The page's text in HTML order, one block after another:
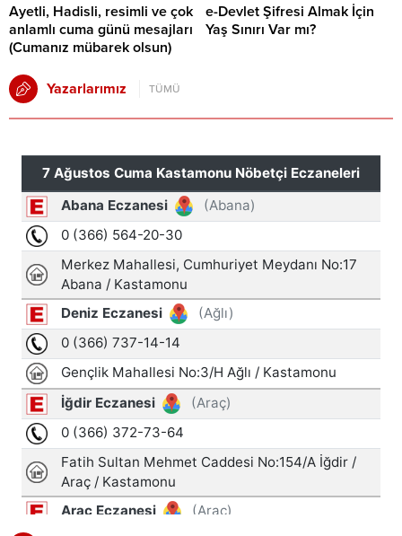
Ayetli, Hadisli, resimli ve çok
anlamlı cuma günü mesajları
(Cumanız mübarek olsun)
e-Devlet Şifresi Almak İçin
Yaş Sınırı Var mı?
Yazarlarımız TÜMÜ